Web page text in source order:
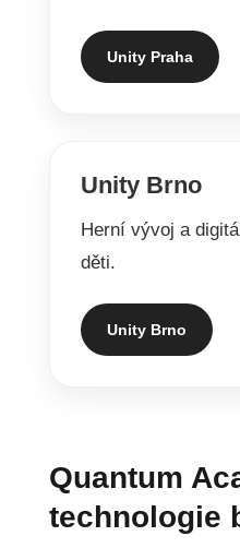
Unity Praha
Unity Brno
Herní vývoj a
děti.
Unity Brno
Quantum
technologie